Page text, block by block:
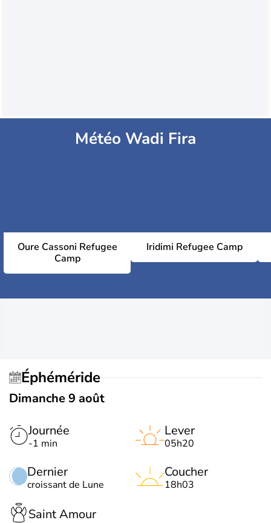
Météo Wadi Fira
Oure Cassoni Refugee
Camp
Iridimi Refugee Camp
Éphéméride
Dimanche 9 août
Journée
-1 min
Dernier
croissant de Lune
Lever
05h20
Coucher
18h03
Saint Amour